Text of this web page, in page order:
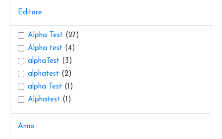
Editore
Alpha Test (27)
Alpha test (4)
alphaTest (3)
alphatest (2)
alpha Test (1)
Alphatest (1)
Anno